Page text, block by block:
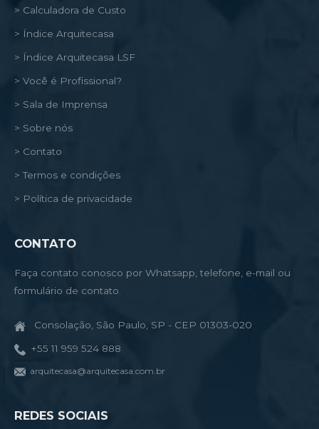
> Calculadora de Custo
> Índice Arquitecasa
> Índice Arquitecasa LSF
> Você é Profissional?
> Sala de Imprensa
> Sobre nós
> Contato
> Termos e condições
> Política de privacidade
CONTATO
Faça contato conosco por Whatsapp, telefone, e-mail ou
formulário de contato.
Consolação, São Paulo, SP - CEP 01303-020
+55 11 959 524 888
arquitecasa@arquitecasa.com.br
REDES SOCIAIS